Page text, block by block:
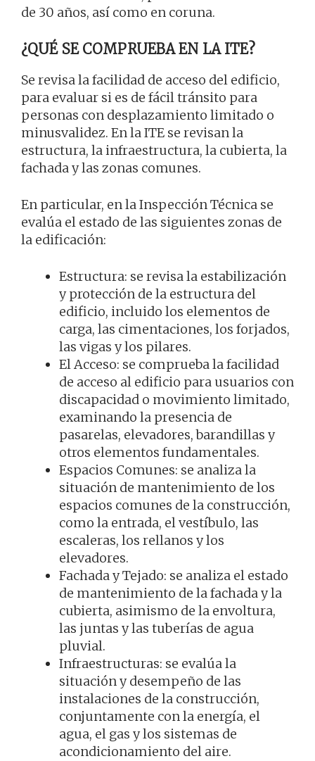
de 30 años, así como en coruna.
¿QUÉ SE COMPRUEBA EN LA ITE?
Se revisa la facilidad de acceso del edificio,
para evaluar si es de fácil tránsito para
personas con desplazamiento limitado o
minusvalidez. En la ITE se revisan la
estructura, la infraestructura, la cubierta, la
fachada y las zonas comunes.
En particular, en la Inspección Técnica se
evalúa el estado de las siguientes zonas de
la edificación:
Estructura: se revisa la estabilización
y protección de la estructura del
edificio, incluido los elementos de
carga, las cimentaciones, los forjados,
las vigas y los pilares.
El Acceso: se comprueba la facilidad
de acceso al edificio para usuarios con
discapacidad o movimiento limitado,
examinando la presencia de
pasarelas, elevadores, barandillas y
otros elementos fundamentales.
Espacios Comunes: se analiza la
situación de mantenimiento de los
espacios comunes de la construcción,
como la entrada, el vestíbulo, las
escaleras, los rellanos y los
elevadores.
Fachada y Tejado: se analiza el estado
de mantenimiento de la fachada y la
cubierta, asimismo de la envoltura,
las juntas y las tuberías de agua
pluvial.
Infraestructuras: se evalúa la
situación y desempeño de las
instalaciones de la construcción,
conjuntamente con la energía, el
agua, el gas y los sistemas de
acondicionamiento del aire.